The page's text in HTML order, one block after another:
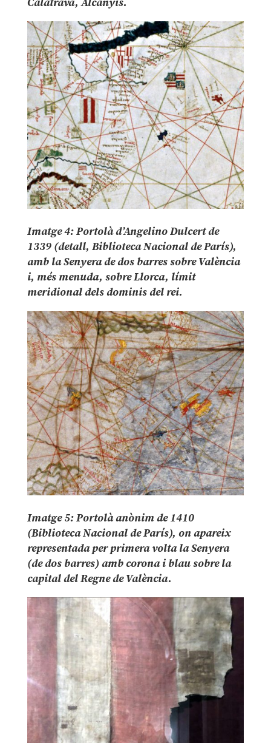
Imatge 4: Portolà d’Angelino Dulcert de
1339 (detall, Biblioteca Nacional de París),
amb la Senyera de dos barres sobre València
i, més menuda, sobre Llorca, límit
meridional dels dominis del rei.
Imatge 5: Portolà anònim de 1410
(Biblioteca Nacional de París), on apareix
representada per primera volta la Senyera
(de dos barres) amb corona i blau sobre la
capital del Regne de València.